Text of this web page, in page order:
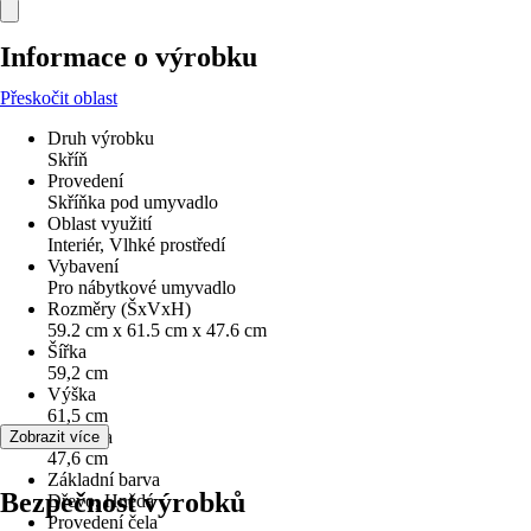
Informace o výrobku
Přeskočit oblast
Druh výrobku
Skříň
Provedení
Skříňka pod umyvadlo
Oblast využití
Interiér, Vlhké prostředí
Vybavení
Pro nábytkové umyvadlo
Rozměry (ŠxVxH)
59.2 cm x 61.5 cm x 47.6 cm
Šířka
59,2 cm
Výška
61,5 cm
Hloubka
47,6 cm
Základní barva
Dřevo, Hnědá
Provedení čela
Zobrazit více
Bezpečnost výrobků